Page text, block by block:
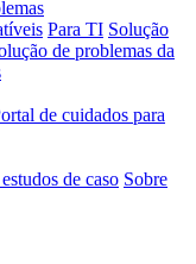
Para TI Solução
de problemas da
de cuidados para
de caso Sobre